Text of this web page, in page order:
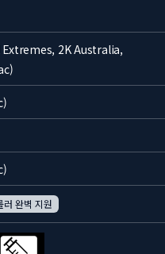
2K Australia,
러 완벽 지원